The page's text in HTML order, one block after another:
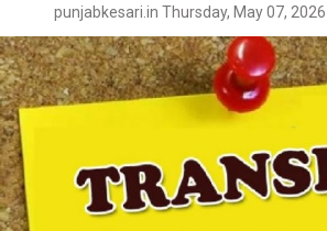
punjabkesari.in Thursday, May 07,